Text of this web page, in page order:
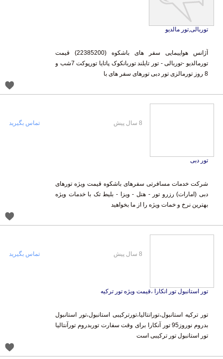
توربالی,تور مالدیو
آژانس هواپیمایی سفر های باشکوه (22385200) قيمت
تورمالدیو -توربالی - تور تایلند توربانکوک پاتایا تورپوکت 7شب و
8 روز تورمالزی تور دبی تورهای سفر های با
تور دبی
شرکت خدمات مسافرتی سفرهای باشکوه قیمت ویژه تورهای
دبی (امارات) رزرو تور - هتل - ویزا - بلیط تک با خدمات ویژه
بهترین نرخ و خمات ویژه را از ما بخواهید
8 سال پیش تماس بگیرید
تور استانبول تور انکارا ،قیمت ویژه تور ترکیه
تور ترکیه استانبول،تورانتالیا،تورترکیبی استانبول،تور استانبول
بدروم نوروز95 تور آنکارا برای وقت سفارت توربدروم تورآنتالیا
تور استانبول تور ترکیبی است
8 سال پیش تماس بگیرید